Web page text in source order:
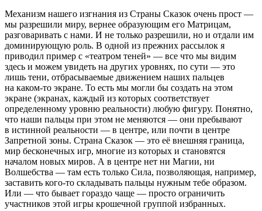
Механизм нашего изгнания из Страны Сказок очень прост —
мы разрешили миру, вернее образующим его Матрицам,
разговаривать с нами. И не только разрешили, но и отдали им
доминирующую роль. В одной из прежних рассылок я
приводил пример с «театром теней» — все что мы видим
здесь и можем увидеть на других уровнях, по сути — это
лишь тени, отбрасываемые движением наших пальцев
на каком-то экране. То есть мы могли бы создать на этом
экране (экранах, каждый из которых соответствует
определенному уровню реальности) любую фигуру. Понятно,
что наши пальцы при этом не меняются — они пребывают
в истинной реальности — в центре, или почти в центре
Запретной зоны. Страна Сказок — это её внешняя граница,
мир бесконечных игр, многие из которых и становятся
началом новых миров. А в центре нет ни Магии, ни
Волшебства — там есть только Сила, позволяющая, например,
заставить кого-то складывать пальцы нужным тебе образом.
Или — что бывает гораздо чаще — просто ограничить
участников этой игры крошечной группой избранных.